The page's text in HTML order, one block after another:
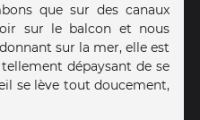
que sur des canaux
sur le balcon et nous
sur la mer, elle est
dépaysant de se
se lève tout doucement,